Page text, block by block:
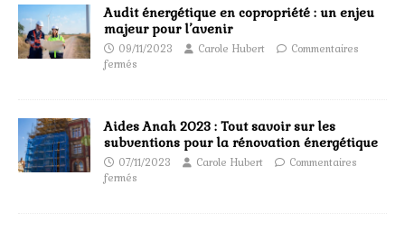
Audit énergétique en copropriété : un enjeu
majeur pour l’avenir
09/11/2023 Carole Hubert
Commentaires
fermés
Aides Anah 2023 : Tout savoir sur les
subventions pour la rénovation énergétique
07/11/2023 Carole Hubert
Commentaires
fermés